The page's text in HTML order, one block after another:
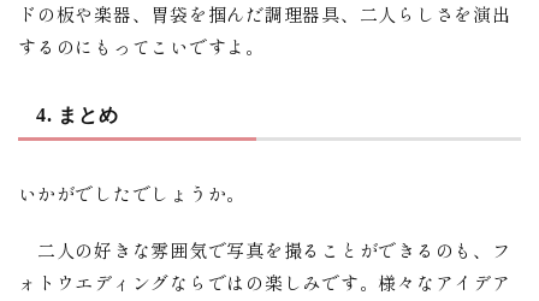
ドの板や楽器、胃袋を掴んだ調理器具、二人らしさを演出
するのにもってこいですよ。
4. まとめ
いかがでしたでしょうか。
二人の好きな雰囲気で写真を撮ることができるのも、フ
ォトウエディングならではの楽しみです。様々なアイデア